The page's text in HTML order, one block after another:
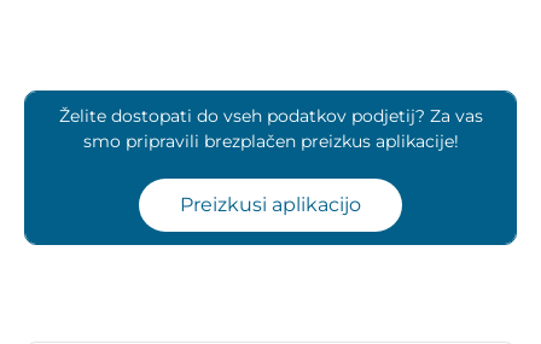
Želite dostopati do vseh podatkov podjetij? Za vas
smo pripravili brezplačen preizkus aplikacije!
Preizkusi aplikacijo